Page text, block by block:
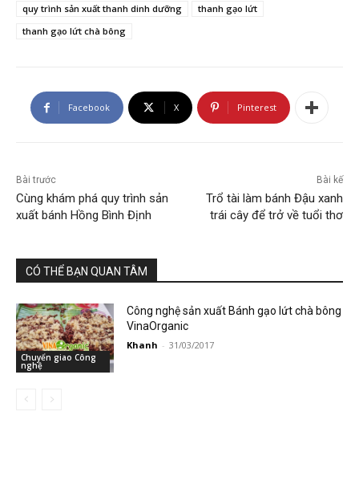
quy trình sản xuất thanh dinh dưỡng
thanh gạo lứt
thanh gạo lứt chà bông
Facebook X Pinterest
Bài trước
Cùng khám phá quy trình sản
xuất bánh Hồng Bình Định
Bài kế
Trổ tài làm bánh Đậu xanh
trái cây để trở về tuổi thơ
CÓ THỂ BẠN QUAN TÂM
Chuyển giao Công
nghệ
Công nghệ sản xuất Bánh gạo lứt chà bông
VinaOrganic
Khanh - 31/03/2017